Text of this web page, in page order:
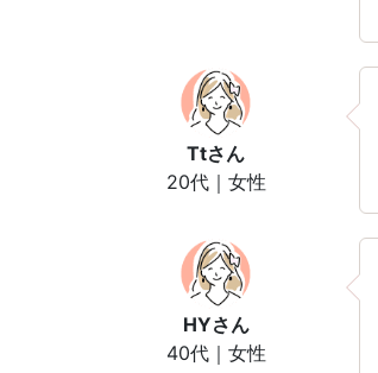
Ttさん
20代｜女性
HYさん
40代｜女性